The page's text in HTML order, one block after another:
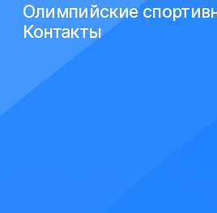
Олимпийские
Контакты